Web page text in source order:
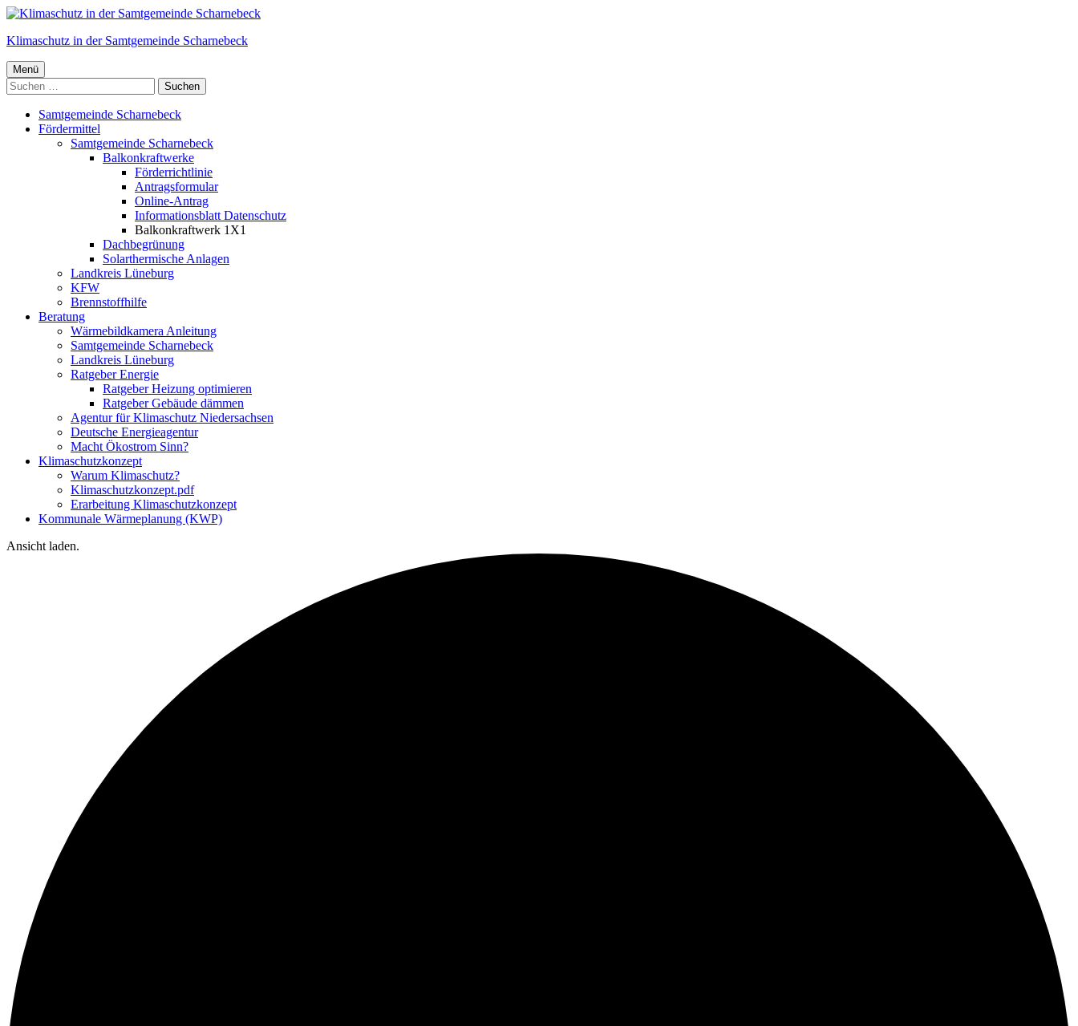
Springe
Inhalt
Klimaschutz in der Samtgemeinde Scharnebeck
Primäres
Menü
Menü
Suchen
nach:
Samtgemeinde Scharnebeck
Fördermittel
Samtgemeinde Scharnebeck
Balkonkraftwerke
Förderrichtlinie
Antragsformular
Online-Antrag
Informationsblatt Datenschutz
Balkonkraftwerk 1X1
Dachbegrünung
Solarthermische Anlagen
Landkreis Lüneburg
KFW
Brennstoffhilfe
Beratung
Wärmebildkamera Anleitung
Samtgemeinde Scharnebeck
Landkreis Lüneburg
Ratgeber Energie
Ratgeber Heizung optimieren
Ratgeber Gebäude dämmen
Agentur für Klimaschutz Niedersachsen
Deutsche Energieagentur
Macht Ökostrom Sinn?
Klimaschutzkonzept
Warum Klimaschutz?
Klimaschutzkonzept.pdf
Erarbeitung Klimaschutzkonzept
Kommunale Wärmeplanung (KWP)
Ansicht laden.